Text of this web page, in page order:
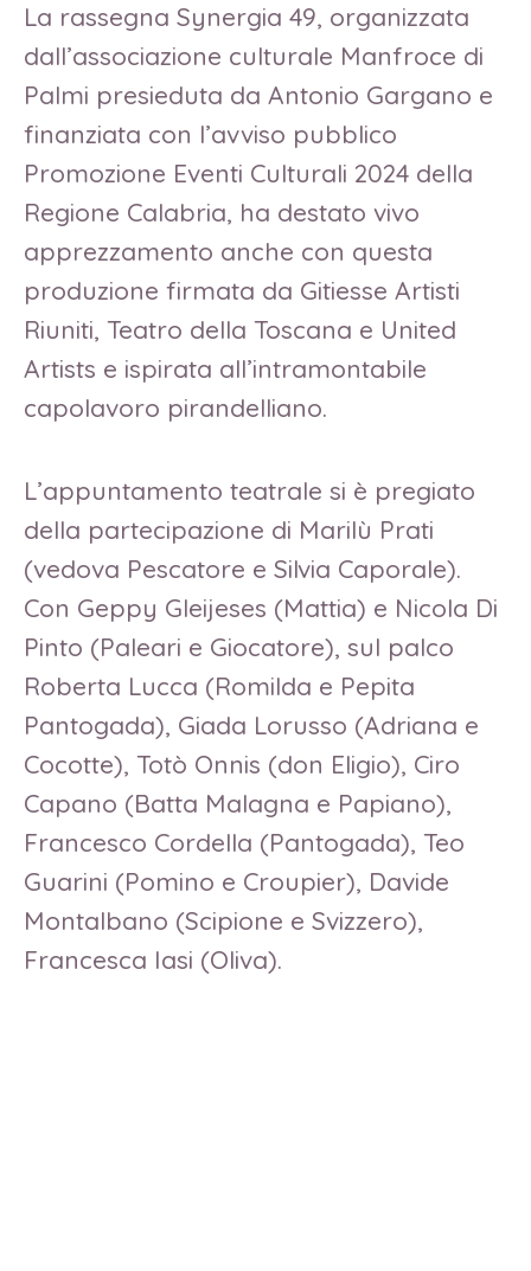
La rassegna Synergia 49, organizzata
dall’associazione culturale Manfroce di
Palmi presieduta da Antonio Gargano e
finanziata con l’avviso pubblico
Promozione Eventi Culturali 2024 della
Regione Calabria, ha destato vivo
apprezzamento anche con questa
produzione firmata da Gitiesse Artisti
Riuniti, Teatro della Toscana e United
Artists e ispirata all’intramontabile
capolavoro pirandelliano.
L’appuntamento teatrale si è pregiato
della partecipazione di Marilù Prati
(vedova Pescatore e Silvia Caporale).
Con Geppy Gleijeses (Mattia) e Nicola Di
Pinto (Paleari e Giocatore), sul palco
Roberta Lucca (Romilda e Pepita
Pantogada), Giada Lorusso (Adriana e
Cocotte), Totò Onnis (don Eligio), Ciro
Capano (Batta Malagna e Papiano),
Francesco Cordella (Pantogada), Teo
Guarini (Pomino e Croupier), Davide
Montalbano (Scipione e Svizzero),
Francesca Iasi (Oliva).